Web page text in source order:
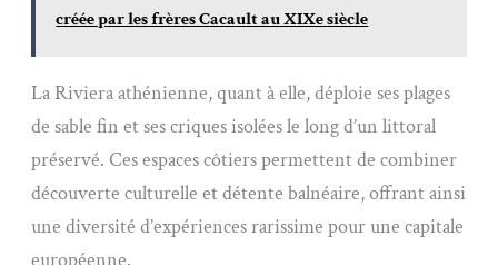
créée par les frères Cacault au XIXe siècle
La Riviera athénienne, quant à elle, déploie ses plages
de sable fin et ses criques isolées le long d’un littoral
préservé. Ces espaces côtiers permettent de combiner
découverte culturelle et détente balnéaire, offrant ainsi
une diversité d’expériences rarissime pour une capitale
européenne.